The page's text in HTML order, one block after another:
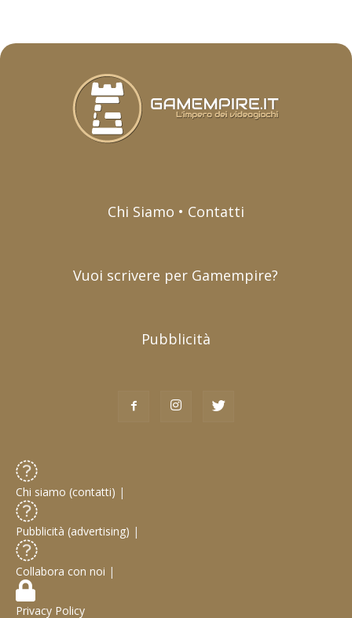
Chi Siamo • Contatti
Vuoi scrivere per Gamempire?
Pubblicità
Chi siamo (contatti) |
Pubblicità (advertising) |
Collabora con noi |
Privacy Policy